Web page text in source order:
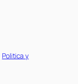
Politica y